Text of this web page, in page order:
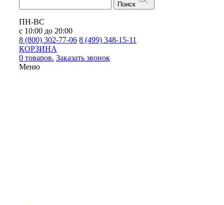
Поиск
ПН-ВС
с 10:00 до 20:00
8 (800) 302-77-06 8 (499) 348-15-11
КОРЗИНА
0 товаров. Заказать звонок
Меню